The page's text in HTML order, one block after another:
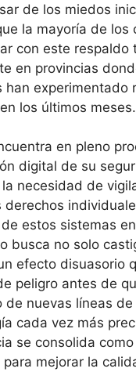
de los miedos
la mayoría de los
con este respaldo
en provincias
han experimentado
los últimos meses.
en pleno
digital de su
necesidad de
derechos
estos sistemas
busca no solo
efecto disuasorio
peligro antes de
de nuevas líneas
cada vez más
se consolida
mejorar la